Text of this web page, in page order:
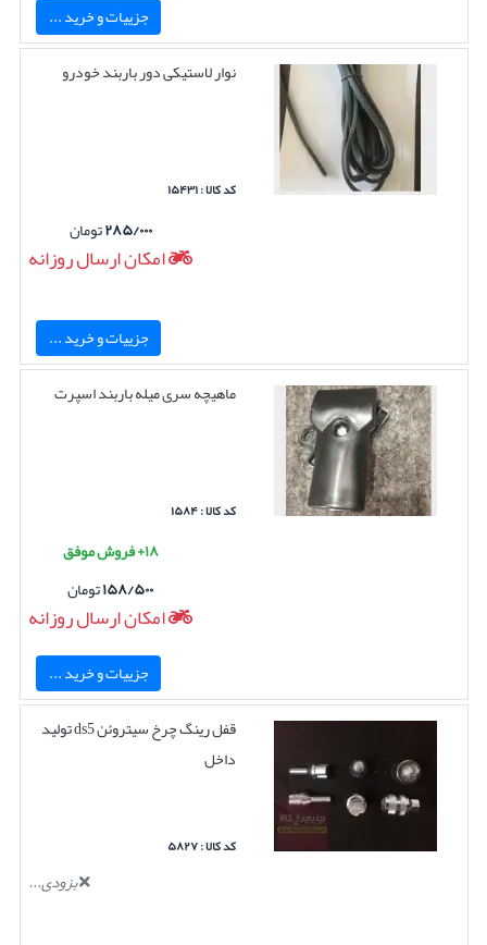
جزییات و خرید ...
نوار لاستیکی دور باربند خودرو
کد کالا : ۱۵۴۳۱
۲۸۵/۰۰۰تومان
امکان ارسال روزانه
جزییات و خرید ...
ماهیچه سری میله باربند اسپرت
کد کالا : ۱۵۸۴
۱۸+ فروش موفق
۱۵۸/۵۰۰تومان
امکان ارسال روزانه
جزییات و خرید ...
قفل رینگ چرخ سیتروئن ds5 تولید
داخل
کد کالا : ۵۸۲۷
بزودی...